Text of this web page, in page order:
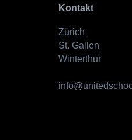
Kontakt
Zürich
St. Gallen
Winterthur